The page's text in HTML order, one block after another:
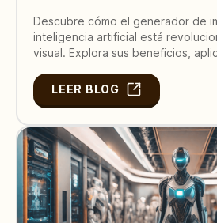
Descubre cómo el generador de
inteligencia artificial está
visual. Explora sus beneficios,
LEER BLOG